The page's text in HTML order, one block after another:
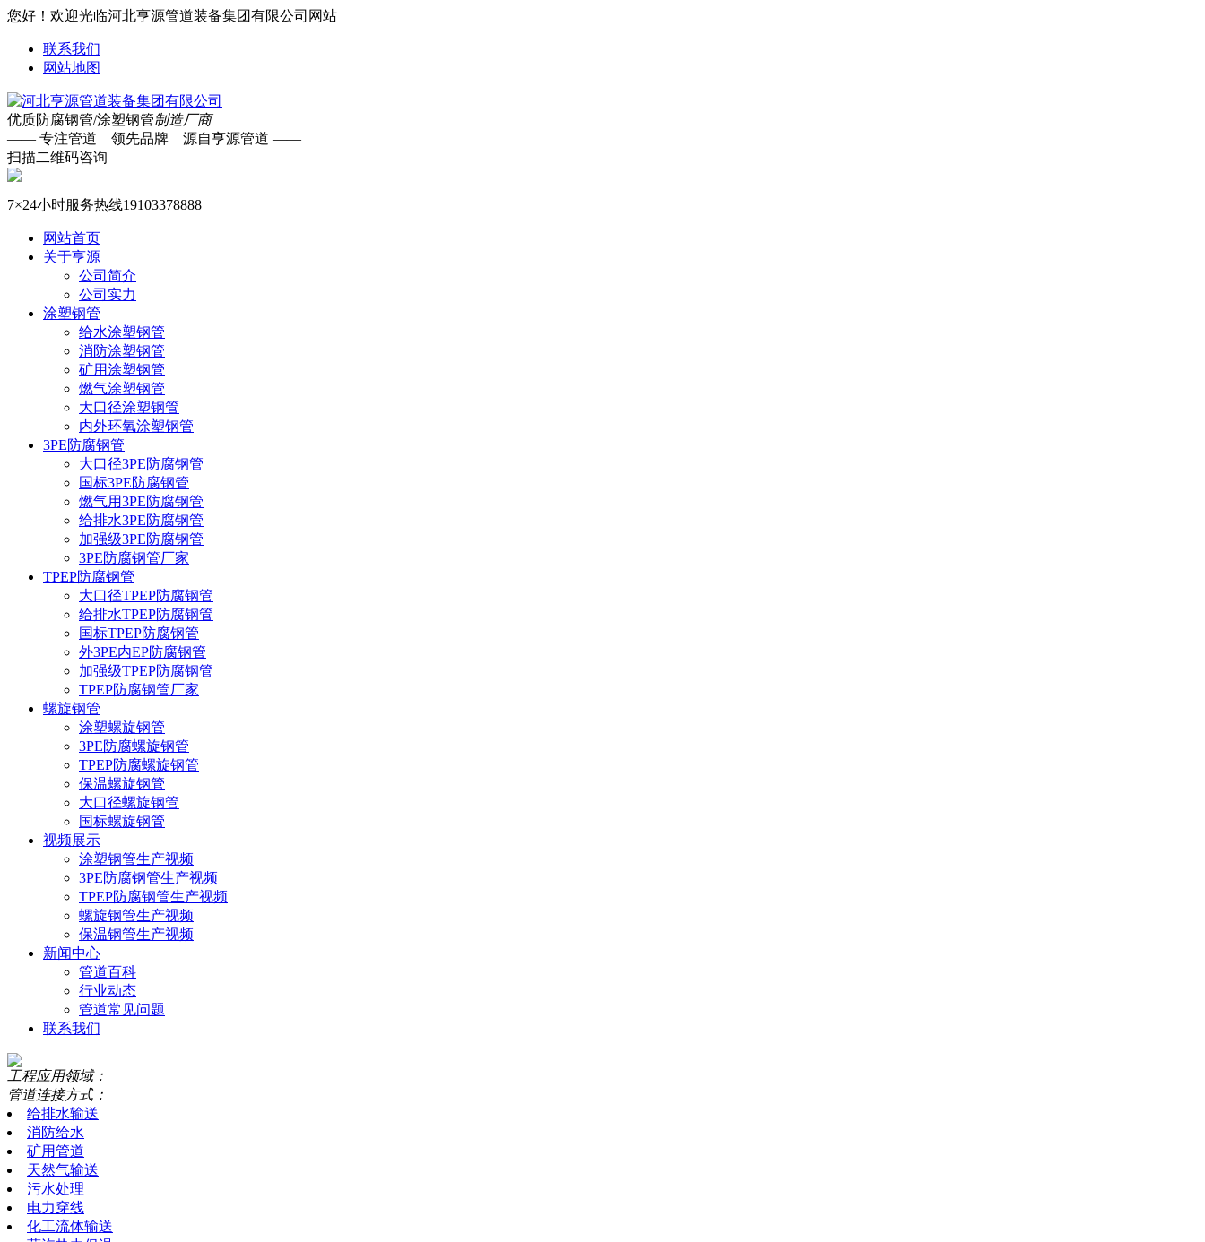
您好！欢迎光临河北亨源管道装备集团有限公司网站
联系我们
网站地图
优质防腐钢管/涂塑钢管制造厂商
—— 专注管道 领先品牌 源自亨源管道 ——
扫描二维码咨询
7×24小时服务热线19103378888
网站首页
关于亨源
公司简介
公司实力
涂塑钢管
给水涂塑钢管
消防涂塑钢管
矿用涂塑钢管
燃气涂塑钢管
大口径涂塑钢管
内外环氧涂塑钢管
3PE防腐钢管
大口径3PE防腐钢管
国标3PE防腐钢管
燃气用3PE防腐钢管
给排水3PE防腐钢管
加强级3PE防腐钢管
3PE防腐钢管厂家
TPEP防腐钢管
大口径TPEP防腐钢管
给排水TPEP防腐钢管
国标TPEP防腐钢管
外3PE内EP防腐钢管
加强级TPEP防腐钢管
TPEP防腐钢管厂家
螺旋钢管
涂塑螺旋钢管
3PE防腐螺旋钢管
TPEP防腐螺旋钢管
保温螺旋钢管
大口径螺旋钢管
国标螺旋钢管
视频展示
涂塑钢管生产视频
3PE防腐钢管生产视频
TPEP防腐钢管生产视频
螺旋钢管生产视频
保温钢管生产视频
新闻中心
管道百科
行业动态
管道常见问题
联系我们
工程应用领域：
管道连接方式：
给排水输送
消防给水
矿用管道
天然气输送
污水处理
电力穿线
化工流体输送